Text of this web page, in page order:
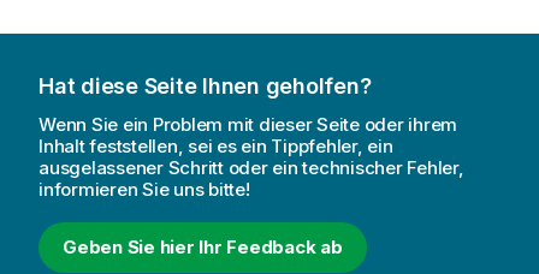
Hat diese Seite Ihnen geholfen?
Wenn Sie ein Problem mit dieser Seite oder ihrem
Inhalt feststellen, sei es ein Tippfehler, ein
ausgelassener Schritt oder ein technischer Fehler,
informieren Sie uns bitte!
Geben Sie hier Ihr Feedback ab